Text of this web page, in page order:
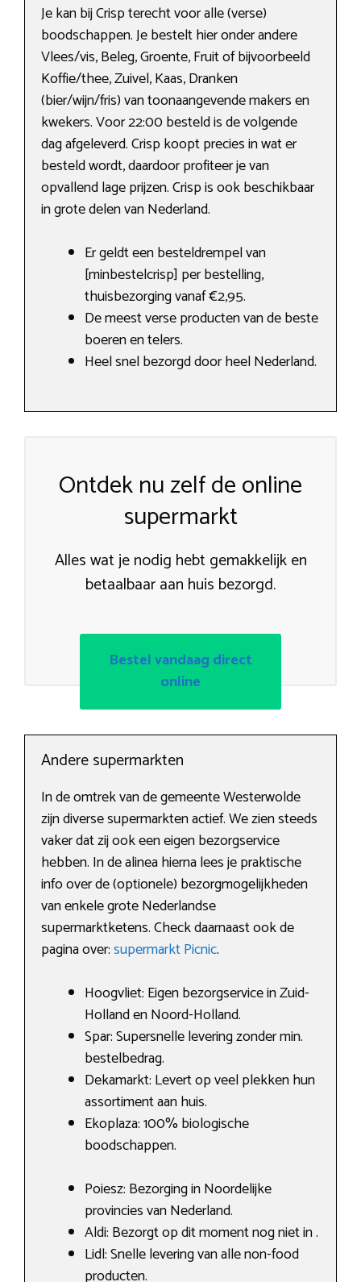
Je kan bij Crisp terecht voor alle (verse)
boodschappen. Je bestelt hier onder andere
Vlees/vis, Beleg, Groente, Fruit of bijvoorbeeld
Koffie/thee, Zuivel, Kaas, Dranken
(bier/wijn/fris) van toonaangevende makers en
kwekers. Voor 22:00 besteld is de volgende
dag afgeleverd. Crisp koopt precies in wat er
besteld wordt, daardoor profiteer je van
opvallend lage prijzen. Crisp is ook beschikbaar
in grote delen van Nederland.
Er geldt een besteldrempel van
[minbestelcrisp] per bestelling,
thuisbezorging vanaf €2,95.
De meest verse producten van de beste
boeren en telers.
Heel snel bezorgd door heel Nederland.
Ontdek nu zelf de online
supermarkt
Alles wat je nodig hebt gemakkelijk en
betaalbaar aan huis bezorgd.
Bestel vandaag direct
online
Andere supermarkten
In de omtrek van de gemeente Westerwolde
zijn diverse supermarkten actief. We zien steeds
vaker dat zij ook een eigen bezorgservice
hebben. In de alinea hierna lees je praktische
info over de (optionele) bezorgmogelijkheden
van enkele grote Nederlandse
supermarktketens. Check daarnaast ook de
pagina over:supermarkt Picnic.
Hoogvliet: Eigen bezorgservice in Zuid-
Holland en Noord-Holland.
Spar: Supersnelle levering zonder min.
bestelbedrag.
Dekamarkt: Levert op veel plekken hun
assortiment aan huis.
Ekoplaza: 100% biologische
boodschappen.
Poiesz: Bezorging in Noordelijke
provincies van Nederland.
Aldi: Bezorgt op dit moment nog niet in .
Lidl: Snelle levering van alle non-food
producten.